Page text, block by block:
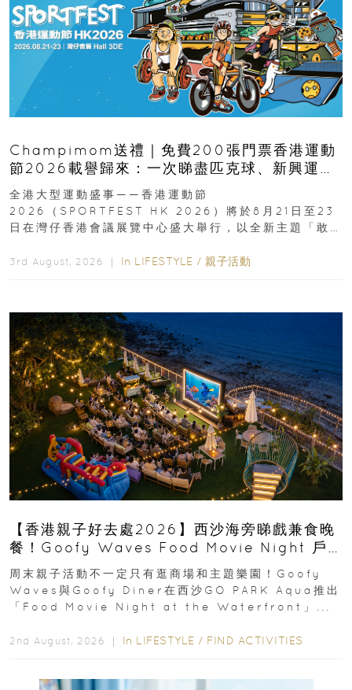
Champimom送禮｜免費200張門票香港運動
節2026載譽歸來：一次睇盡匹克球、新興運
動、街舞比賽＋逾百運動品牌展覽
全港大型運動盛事——香港運動節
2026（SPORTFEST HK 2026）將於8月21日至23
日在灣仔香港會議展覽中心盛大舉行，以全新主題「敢
3rd August, 2026 ｜ In LIFESTYLE / 親子活動
【香港親子好去處2026】西沙海旁睇戲兼食晚
餐！Goofy Waves Food Movie Night 戶
外影院逢週末登場
周末親子活動不一定只有逛商場和主題樂園！Goofy
Waves與Goofy Diner在西沙GO PARK Aqua推出
「Food Movie Night at the Waterfront」...
2nd August, 2026 ｜ In LIFESTYLE / FIND ACTIVITIES